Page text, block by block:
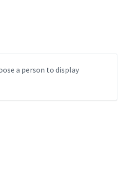
a person to display